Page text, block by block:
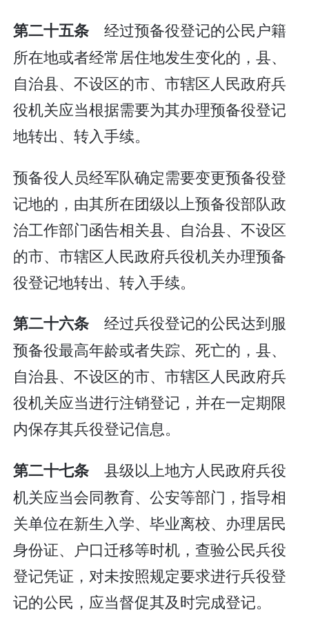
第二十五条经过预备役登记的公民户籍
所在地或者经常居住地发生变化的，县、
自治县、不设区的市、市辖区人民政府兵
役机关应当根据需要为其办理预备役登记
地转出、转入手续。
预备役人员经军队确定需要变更预备役登
记地的，由其所在团级以上预备役部队政
治工作部门函告相关县、自治县、不设区
的市、市辖区人民政府兵役机关办理预备
役登记地转出、转入手续。
第二十六条经过兵役登记的公民达到服
预备役最高年龄或者失踪、死亡的，县、
自治县、不设区的市、市辖区人民政府兵
役机关应当进行注销登记，并在一定期限
内保存其兵役登记信息。
第二十七条县级以上地方人民政府兵役
机关应当会同教育、公安等部门，指导相
关单位在新生入学、毕业离校、办理居民
身份证、户口迁移等时机，查验公民兵役
登记凭证，对未按照规定要求进行兵役登
记的公民，应当督促其及时完成登记。